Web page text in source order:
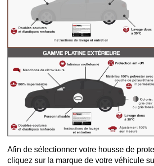
Afin de sélectionner votre housse de
cliquez sur la marque de votre véhicule